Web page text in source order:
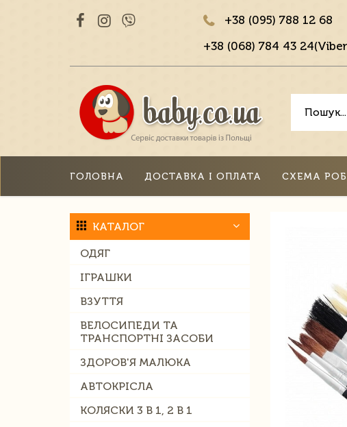
+38 (095) 788 12 68
+38 (068) 784 43
ГОЛОВНА ДОСТАВКА І ОПЛАТА СХЕМА
КАТАЛОГ
ОДЯГ
ІГРАШКИ
ВЗУТТЯ
ВЕЛОСИПЕДИ ТА
ТРАНСПОРТНІ ЗАСОБИ
ЗДОРОВ'Я МАЛЮКА
АВТОКРІСЛА
КОЛЯСКИ 3 В 1, 2 В 1